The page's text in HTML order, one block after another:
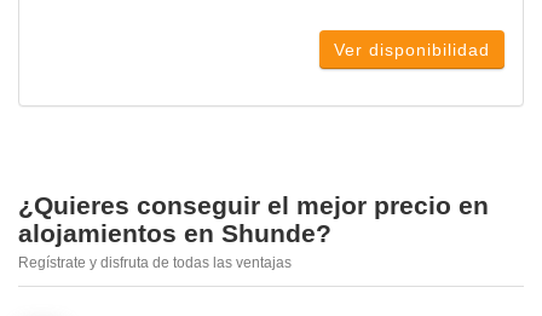
Ver disponibilidad
¿Quieres conseguir el mejor precio en
alojamientos en Shunde?
Regístrate y disfruta de todas las ventajas